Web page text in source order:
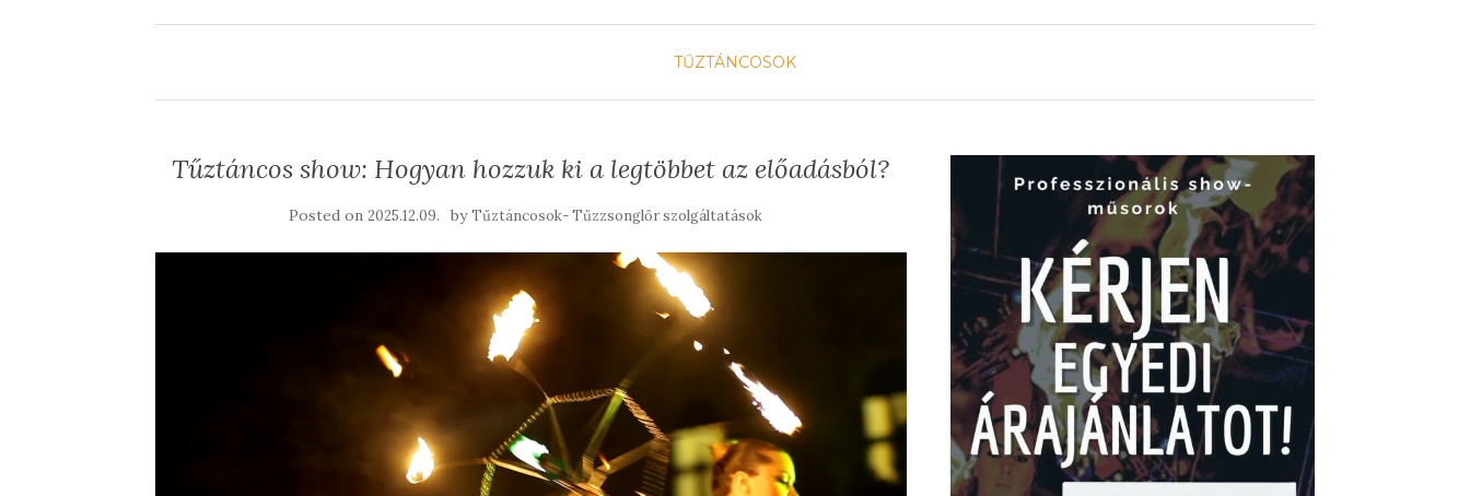
TŰZTÁNCOSOK
Tűztáncos show: Hogyan hozzuk ki a legtöbbet az előadásból?
Posted on 2025.12.09. byTűztáncosok- Tűzzsonglőr szolgáltatások